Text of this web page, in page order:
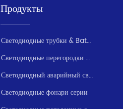
Продукты
Светодиодные трубки & Batten серии
Светодиодные перегородки / Влагозащищенные
Светодиодный аварийный свет серии
Светодиодные фонари серии